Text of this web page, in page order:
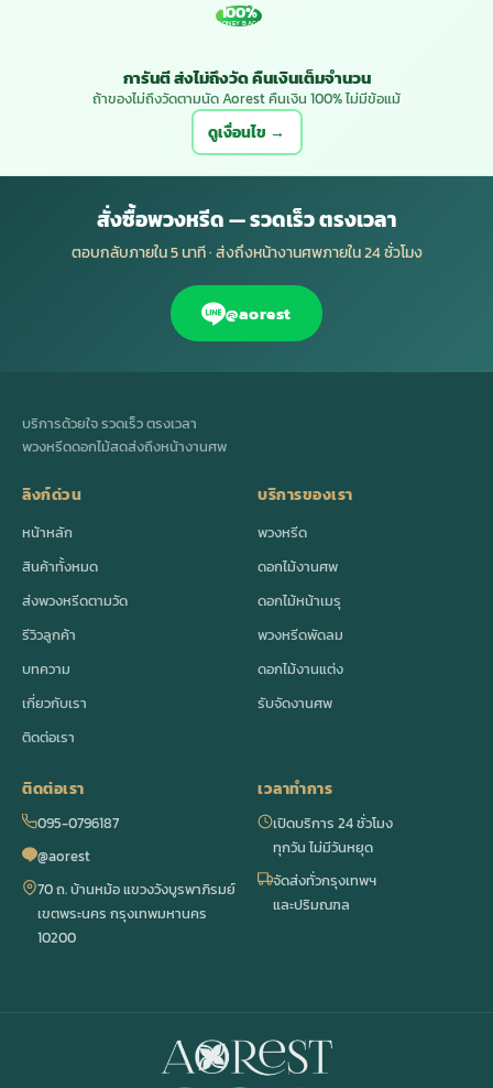
100%
MONEY BACK
การันตี ส่งไม่ถึงวัด คืนเงินเต็มจำนวน
ถ้าของไม่ถึงวัดตามนัด Aorest คืนเงิน 100% ไม่มีข้อแม้
ดูเงื่อนไข →
สั่งซื้อพวงหรีด — รวดเร็ว ตรงเวลา
ตอบกลับภายใน 5 นาที · ส่งถึงหน้างานศพภายใน 24 ชั่วโมง
@aorest
บริการด้วยใจ รวดเร็ว ตรงเวลา
พวงหรีดดอกไม้สดส่งถึงหน้างานศพ
ลิงก์ด่วน
หน้าหลัก
สินค้าทั้งหมด
ส่งพวงหรีดตามวัด
รีวิวลูกค้า
บทความ
เกี่ยวกับเรา
ติดต่อเรา
บริการของเรา
พวงหรีด
ดอกไม้งานศพ
ดอกไม้หน้าเมรุ
พวงหรีดพัดลม
ดอกไม้งานแต่ง
รับจัดงานศพ
ติดต่อเรา
095-0796187
@aorest
70 ถ. บ้านหม้อ แขวงวังบูรพาภิรมย์
เขตพระนคร กรุงเทพมหานคร
10200
เวลาทำการ
เปิดบริการ 24 ชั่วโมง
ทุกวัน ไม่มีวันหยุด
จัดส่งทั่วกรุงเทพฯ
และปริมณฑล